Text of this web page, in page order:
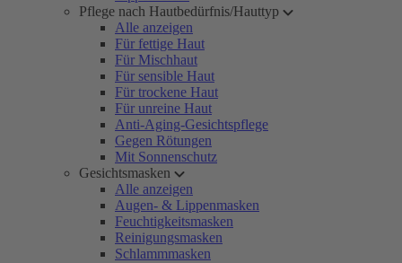
Pflege nach Hautbedürfnis/Hauttyp
Alle anzeigen
Für fettige Haut
Für Mischhaut
Für sensible Haut
Für trockene Haut
Für unreine Haut
Anti-Aging-Gesichtspflege
Gegen Rötungen
Mit Sonnenschutz
Gesichtsmasken
Alle anzeigen
Augen- & Lippenmasken
Feuchtigkeitsmasken
Reinigungsmasken
Schlammmasken